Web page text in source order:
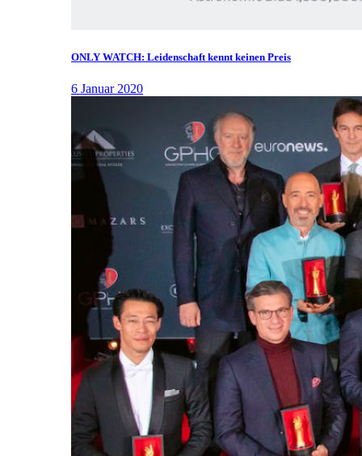
ONLY WATCH: Leidenschaft kennt keinen Preis
6 Januar 2020